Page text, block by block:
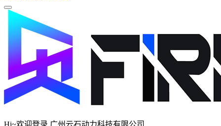
Hi~欢迎登录 广州云石动力科技有限公司